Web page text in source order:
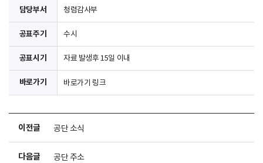
담당부서 청렴감사부
공표주기 수시
공표시기 자료 발생후 15일 이내
바로가기 바로가기 링크
이전글 공단 소식
다음글 공단 주소